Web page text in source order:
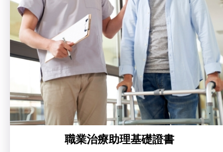
職業治療助理基礎證書